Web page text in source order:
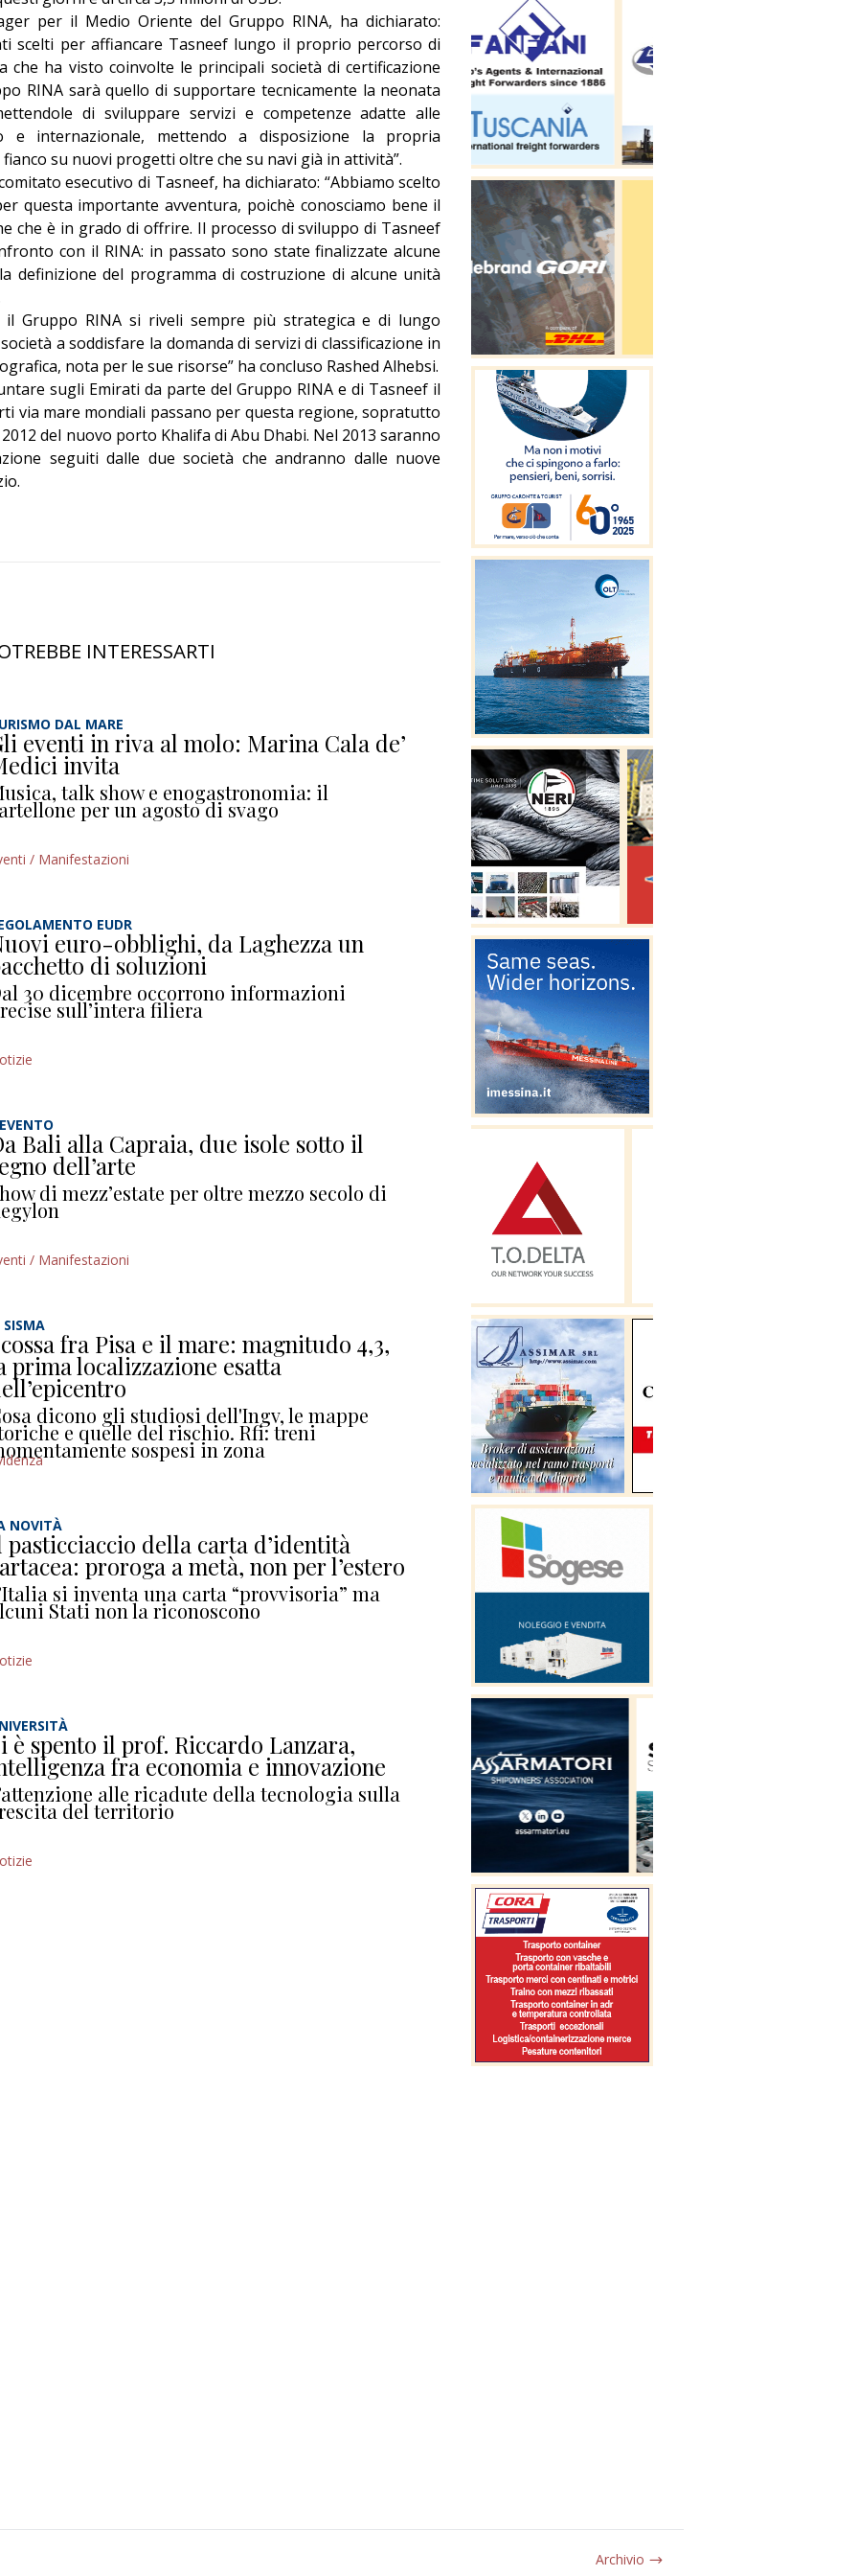
per il Medio Oriente del Gruppo RINA, ha dichiarato:
scelti per affiancare Tasneef lungo il proprio percorso di
che ha visto coinvolte le principali società di certificazione
RINA sarà quello di supportare tecnicamente la neonata
di sviluppare servizi e competenze adatte alle
e internazionale, mettendo a disposizione la propria
su nuovi progetti oltre che su navi già in attività”.
esecutivo di Tasneef, ha dichiarato: “Abbiamo scelto
questa importante avventura, poichè conosciamo bene il
che è in grado di offrire. Il processo di sviluppo di Tasneef
con il RINA: in passato sono state finalizzate alcune
definizione del programma di costruzione di alcune unità
il Gruppo RINA si riveli sempre più strategica e di lungo
a soddisfare la domanda di servizi di classificazione in
nota per le sue risorse” ha concluso Rashed Alhebsi.
sugli Emirati da parte del Gruppo RINA e di Tasneef il
via mare mondiali passano per questa regione, sopratutto
del nuovo porto Khalifa di Abu Dhabi. Nel 2013 saranno
seguiti dalle due società che andranno dalle nuove
INTERESSARTI
DAL MARE
eventi in riva al molo: Marina Cala de’
invita
talk show e enogastronomia: il
per un agosto di svago
/ Manifestazioni
EUDR
euro-obblighi, da Laghezza un
di soluzioni
30 dicembre occorrono informazioni
sull’intera filiera
Bali alla Capraia, due isole sotto il
dell’arte
di mezz’estate per oltre mezzo secolo di
/ Manifestazioni
SISMA
fra Pisa e il mare: magnitudo 4,3,
prima localizzazione esatta
dicono gli studiosi dell'Ingv, le mappe
e quelle del rischio. Rfi: treni
sospesi in zona
NOVITÀ
pasticciaccio della carta d’identità
proroga a metà, non per l’estero
si inventa una carta “provvisoria” ma
Stati non la riconoscono
è spento il prof. Riccardo Lanzara,
fra economia e innovazione
alle ricadute della tecnologia sulla
del territorio
Archivio